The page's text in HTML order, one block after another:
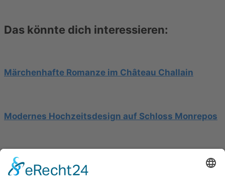
Das könnte dich interessieren:
Märchenhafte Romanze im Château Challain
Modernes Hochzeitsdesign auf Schloss Monrepos
Hochzeit am Gardasee auf einer Segelyacht